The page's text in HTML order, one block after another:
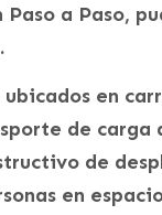
a Paso,
en
de
de
en